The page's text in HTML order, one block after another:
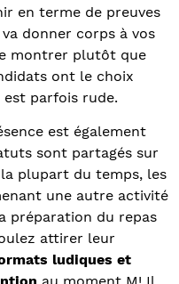
en terme de preuves
donner corps à vos
montrer plutôt que
ont le choix
est parfois rude.
est également
sont partagés sur
plupart du temps, les
une autre activité
préparation du repas
attirer leur
ludiques et